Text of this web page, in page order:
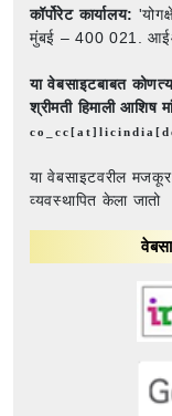
कॉर्पोरेट कार्यालय:
मुंबई – 400 021.
या वेबसाइटबाबत
श्रीमती हिमाली आशिष
या वेबसाइटवरील मजकूर
व्यवस्थापित केला जातो